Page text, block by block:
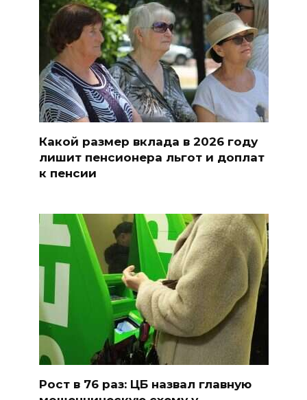
Какой размер вклада в 2026 году
лишит пенсионера льгот и доплат
к пенсии
Рост в 76 раз: ЦБ назвал главную